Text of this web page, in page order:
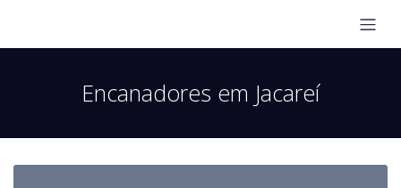
Encanadores em Jacareí